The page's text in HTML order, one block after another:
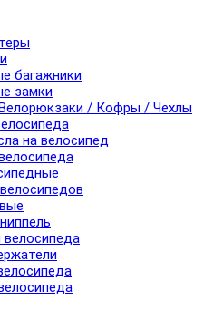
багажники
замки
/ Кофры / Чехлы
на велосипед